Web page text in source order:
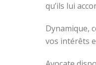
qu’ils lui
Dynamique,
vos intérêts